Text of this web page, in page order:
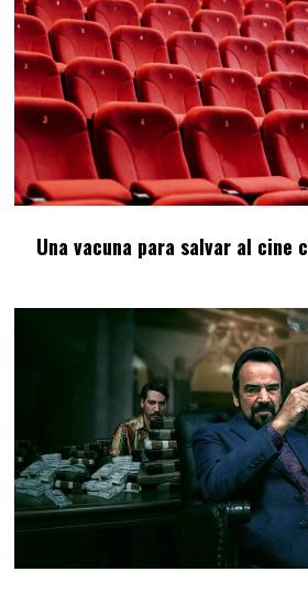
Una vacuna para salvar al cine